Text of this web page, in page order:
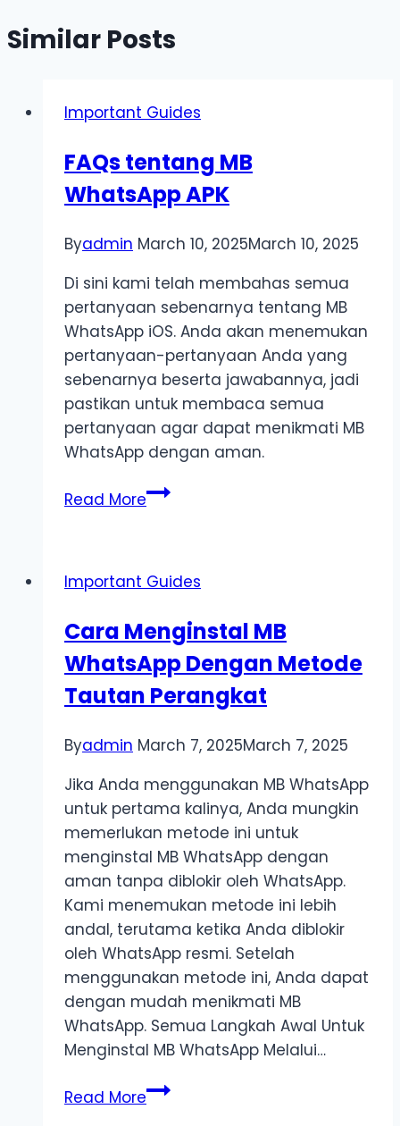
Similar Posts
Important Guides
FAQs tentang MB
WhatsApp APK
Byadmin March 10, 2025March 10, 2025
Di sini kami telah membahas semua
pertanyaan sebenarnya tentang MB
WhatsApp iOS. Anda akan menemukan
pertanyaan-pertanyaan Anda yang
sebenarnya beserta jawabannya, jadi
pastikan untuk membaca semua
pertanyaan agar dapat menikmati MB
WhatsApp dengan aman.
Read MoreFAQs
APK
Important Guides
Cara Menginstal MB
WhatsApp Dengan Metode
Tautan Perangkat
Byadmin March 7, 2025March 7, 2025
Jika Anda menggunakan MB WhatsApp
untuk pertama kalinya, Anda mungkin
memerlukan metode ini untuk
menginstal MB WhatsApp dengan
aman tanpa diblokir oleh WhatsApp.
Kami menemukan metode ini lebih
andal, terutama ketika Anda diblokir
oleh WhatsApp resmi. Setelah
menggunakan metode ini, Anda dapat
dengan mudah menikmati MB
WhatsApp. Semua Langkah Awal Untuk
Menginstal MB WhatsApp Melalui…
Read MoreCara